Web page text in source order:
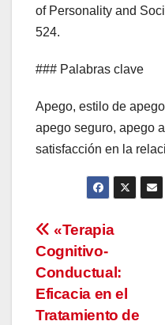
of Personality and
524.
### Palabras clave
Apego, estilo de
apego seguro, apego
satisfacción en la
Navegación
de
entradas
«Terapia
Cognitivo-
Conductual:
Eficacia en el
Tratamiento de